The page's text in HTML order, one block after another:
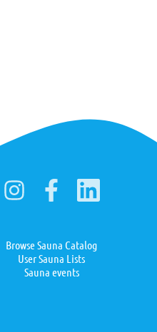
Browse Sauna Catalog
User Sauna Lists
Sauna events